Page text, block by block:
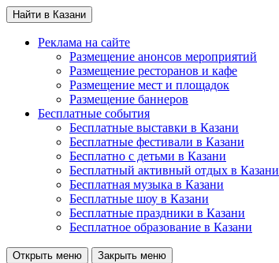
Найти в Казани
Реклама на сайте
Размещение анонсов мероприятий
Размещение ресторанов и кафе
Размещение мест и площадок
Размещение баннеров
Бесплатные события
Бесплатные выставки в Казани
Бесплатные фестивали в Казани
Бесплатно с детьми в Казани
Бесплатный активный отдых в Казани
Бесплатная музыка в Казани
Бесплатные шоу в Казани
Бесплатные праздники в Казани
Бесплатное образование в Казани
Открыть меню Закрыть меню